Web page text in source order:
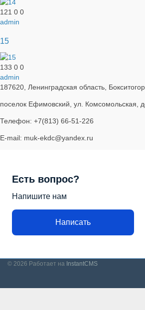
121 0 0
admin
15
133 0 0
admin
187620, Ленинградская область,
поселок Ефимовский, ул. Комсомольская,
Телефон: +7(813) 66-51-226
E-mail: muk-ekdc@yandex.ru
Есть вопрос?
Напишите нам
Написать
© 2026 Работает на InstantCMS